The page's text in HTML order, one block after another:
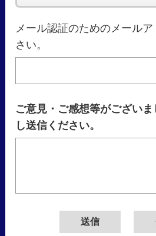
メール認証のためのメール
さい。
ご意見・ご感想等がござい
し送信ください。